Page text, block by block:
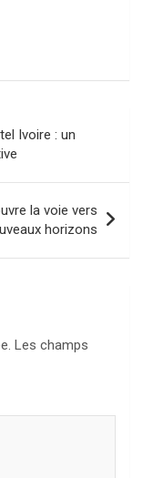
Ivoire : un
la voie vers
horizons
Les champs